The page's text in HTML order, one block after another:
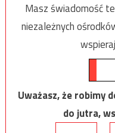
Masz świadomość
niezależnych
Uważasz, że robimy
do jutra,